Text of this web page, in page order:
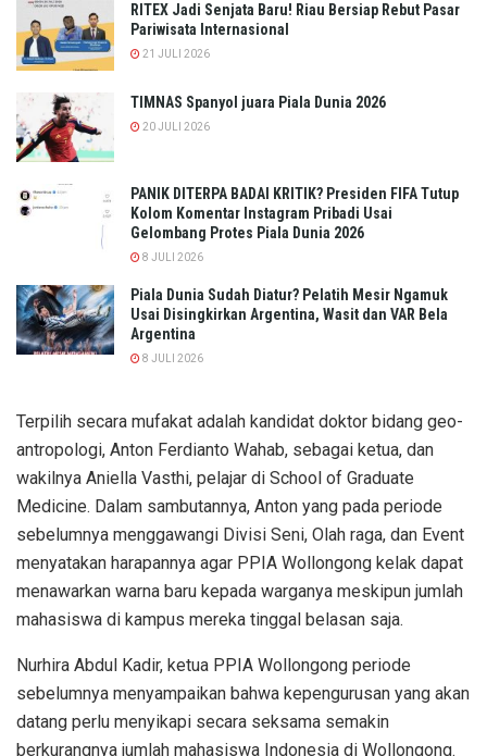
RITEX Jadi Senjata Baru! Riau Bersiap Rebut Pasar
Pariwisata Internasional
21 JULI 2026
TIMNAS Spanyol juara Piala Dunia 2026
20 JULI 2026
PANIK DITERPA BADAI KRITIK? Presiden FIFA Tutup
Kolom Komentar Instagram Pribadi Usai
Gelombang Protes Piala Dunia 2026
8 JULI 2026
Piala Dunia Sudah Diatur? Pelatih Mesir Ngamuk
Usai Disingkirkan Argentina, Wasit dan VAR Bela
Argentina
8 JULI 2026
Terpilih secara mufakat adalah kandidat doktor bidang geo-
antropologi, Anton Ferdianto Wahab, sebagai ketua, dan
wakilnya Aniella Vasthi, pelajar di School of Graduate
Medicine. Dalam sambutannya, Anton yang pada periode
sebelumnya menggawangi Divisi Seni, Olah raga, dan Event
menyatakan harapannya agar PPIA Wollongong kelak dapat
menawarkan warna baru kepada warganya meskipun jumlah
mahasiswa di kampus mereka tinggal belasan saja.
Nurhira Abdul Kadir, ketua PPIA Wollongong periode
sebelumnya menyampaikan bahwa kepengurusan yang akan
datang perlu menyikapi secara seksama semakin
berkurangnya jumlah mahasiswa Indonesia di Wollongong.